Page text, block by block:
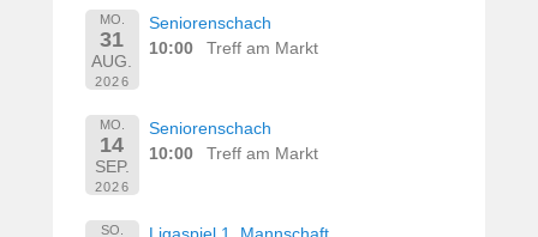
MO.
31
AUG.
2026
Seniorenschach
10:00
Treff am Markt
MO.
14
SEP.
2026
Seniorenschach
10:00
Treff am Markt
SO.